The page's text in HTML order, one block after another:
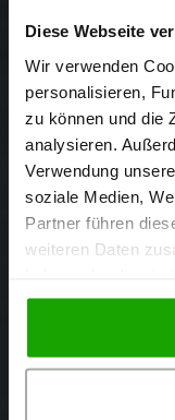
Diese Webseite
Wir verwenden
personalisieren,
zu können und die
analysieren.
Verwendung
soziale Medien,
Partner führen
weiteren Daten
gesammelt haben.
Ich bestätige,